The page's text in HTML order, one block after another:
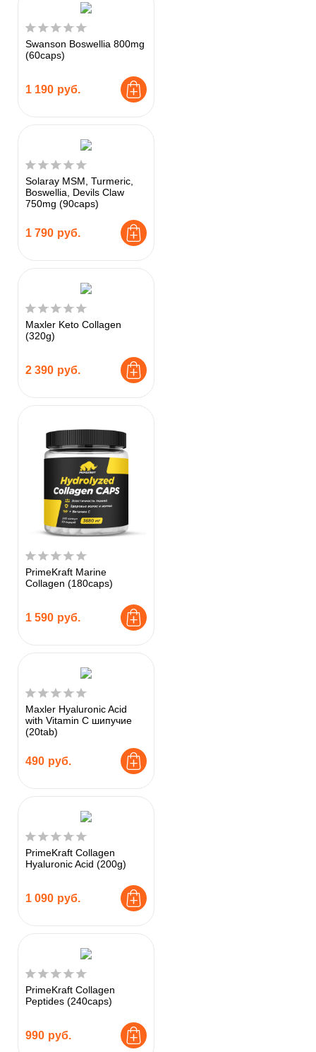
Swanson Boswellia 800mg
(60caps)
1 190 руб.
Solaray MSM, Turmeric,
Boswellia, Devils Claw
750mg (90caps)
1 790 руб.
Maxler Keto Collagen
(320g)
2 390 руб.
PrimeKraft Marine
Collagen (180caps)
1 590 руб.
Maxler Hyaluronic Acid
with Vitamin C шипучие
(20tab)
490 руб.
PrimeKraft Collagen
Hyaluronic Acid (200g)
1 090 руб.
PrimeKraft Collagen
Peptides (240caps)
990 руб.